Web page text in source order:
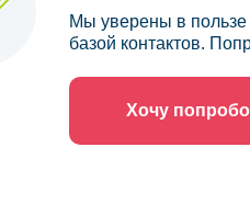
Мы уверены в пользе
базой контактов.
Хочу